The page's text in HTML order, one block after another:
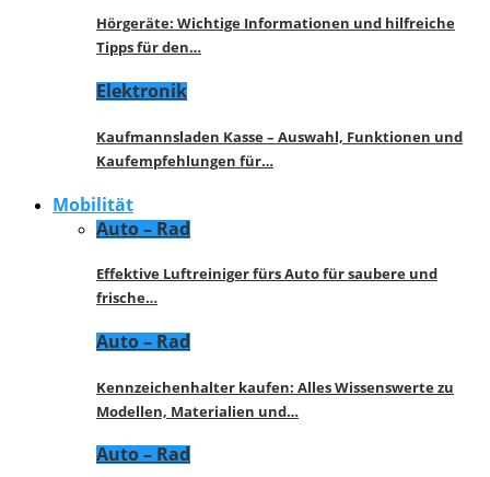
Hörgeräte: Wichtige Informationen und hilfreiche
Tipps für den…
Elektronik
Kaufmannsladen Kasse – Auswahl, Funktionen und
Kaufempfehlungen für…
Mobilität
Auto – Rad
Effektive Luftreiniger fürs Auto für saubere und
frische…
Auto – Rad
Kennzeichenhalter kaufen: Alles Wissenswerte zu
Modellen, Materialien und…
Auto – Rad